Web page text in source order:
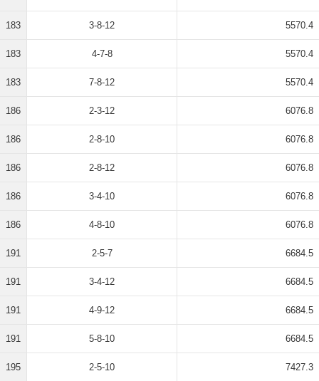
183 3-8-12 5570.4
183 4-7-8 5570.4
183 7-8-12 5570.4
186 2-3-12 6076.8
186 2-8-10 6076.8
186 2-8-12 6076.8
186 3-4-10 6076.8
186 4-8-10 6076.8
191 2-5-7 6684.5
191 3-4-12 6684.5
191 4-9-12 6684.5
191 5-8-10 6684.5
195 2-5-10 7427.3